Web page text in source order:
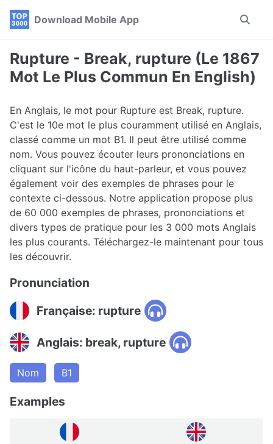
Skip
navigation
Skip
Skip
Download Mobile App
Toggle
Rupture - Break, rupture (Le 1867
Mot Le Plus Commun En English)
En Anglais, le mot pour Rupture est Break, rupture.
C'est le 10e mot le plus couramment utilisé en Anglais,
classé comme un mot B1. Il peut être utilisé comme
nom. Vous pouvez écouter leurs prononciations en
cliquant sur l'icône du haut-parleur, et vous pouvez
également voir des exemples de phrases pour le
contexte ci-dessous. Notre application propose plus
de 60 000 exemples de phrases, prononciations et
divers types de pratique pour les 3 000 mots Anglais
les plus courants. Téléchargez-le maintenant pour tous
les découvrir.
Pronunciation
Française: rupture
Anglais: break, rupture
Nom B1
Examples